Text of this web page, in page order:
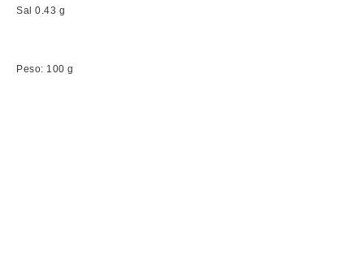
Sal 0.43 g
Peso: 100 g